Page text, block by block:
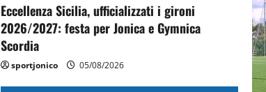
Eccellenza Sicilia, ufficializzati i gironi
2026/2027: festa per Jonica e Gymnica
Scordia
sportjonico 05/08/2026